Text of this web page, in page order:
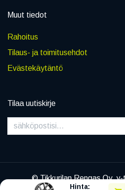
Hinta:
Muut tiedot
Rahoitus
Tilaus- ja toimitusehdot
Evästekäytäntö
Tilaa uutiskirje
© Tikkurilan Rengas Oy,